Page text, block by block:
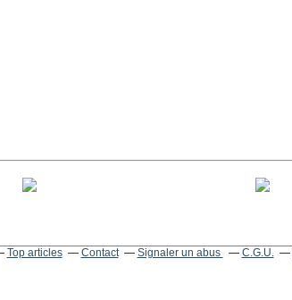
Top articles Contact Signaler un abus C.G.U.